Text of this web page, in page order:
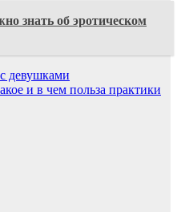
знать об эротическом
девушками
и в чем польза практики